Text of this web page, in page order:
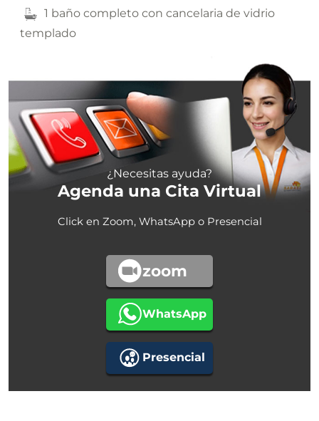
1 baño completo con cancelaria de vidrio
templado
¿Necesitas ayuda?
Agenda una Cita Virtual
Click en Zoom, WhatsApp o Presencial
zoom
WhatsApp
Presencial